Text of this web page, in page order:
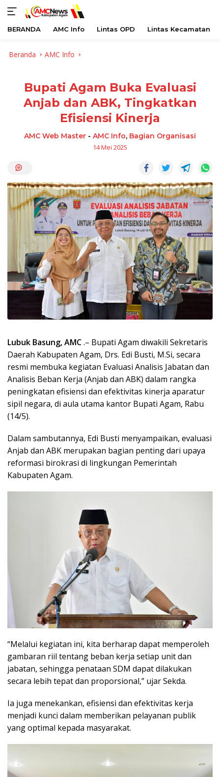
BERANDA AMC Info Lintas OPD Lintas Kecamatan
Beranda AMC Info
Bupati Agam Buka Evaluasi
Anjab dan ABK, Tingkatkan
Efisiensi Kinerja
AMC Web Master - AMC Info, Bagian Organisasi
14 Mei 2025
Lubuk Basung, AMC.– Bupati Agam diwakili Sekretaris
Daerah Kabupaten Agam, Drs. Edi Busti, M.Si, secara
resmi membuka kegiatan Evaluasi Analisis Jabatan dan
Analisis Beban Kerja (Anjab dan ABK) dalam rangka
peningkatan efisiensi dan efektivitas kinerja aparatur
sipil negara, di aula utama kantor Bupati Agam, Rabu
(14/5).
Dalam sambutannya, Edi Busti menyampaikan, evaluasi
Anjab dan ABK merupakan bagian penting dari upaya
reformasi birokrasi di lingkungan Pemerintah
Kabupaten Agam.
“Melalui kegiatan ini, kita berharap dapat memperoleh
gambaran riil tentang beban kerja setiap unit dan
jabatan, sehingga penataan SDM dapat dilakukan
secara lebih tepat dan proporsional,” ujar Sekda.
Ia juga menekankan, efisiensi dan efektivitas kerja
menjadi kunci dalam memberikan pelayanan publik
yang optimal kepada masyarakat.